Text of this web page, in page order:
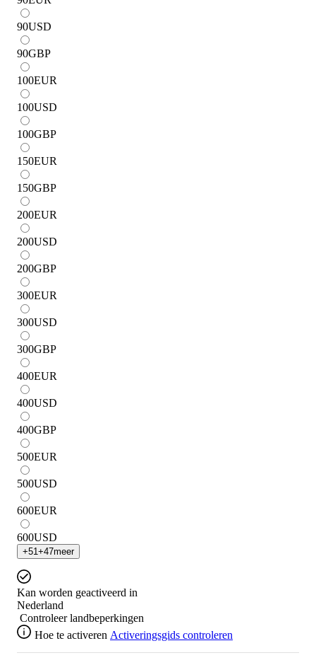
90USD
90GBP
100EUR
100USD
100GBP
150EUR
150GBP
200EUR
200USD
200GBP
300EUR
300USD
300GBP
400EUR
400USD
400GBP
500EUR
500USD
600EUR
600USD
+51 +47meer
Kan worden geactiveerd in
Nederland
Controleer landbeperkingen
Hoe te activeren Activeringsgids controleren